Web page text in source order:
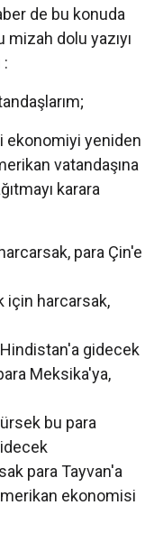
de bu konuda
mizah dolu yazıyı
:
ekonomiyi yeniden
vatandaşına
karara
para Çin'e
için harcarsak,
Hindistan'a gidecek
Meksika'ya,
bu para
para Tayvan'a
ekonomisi